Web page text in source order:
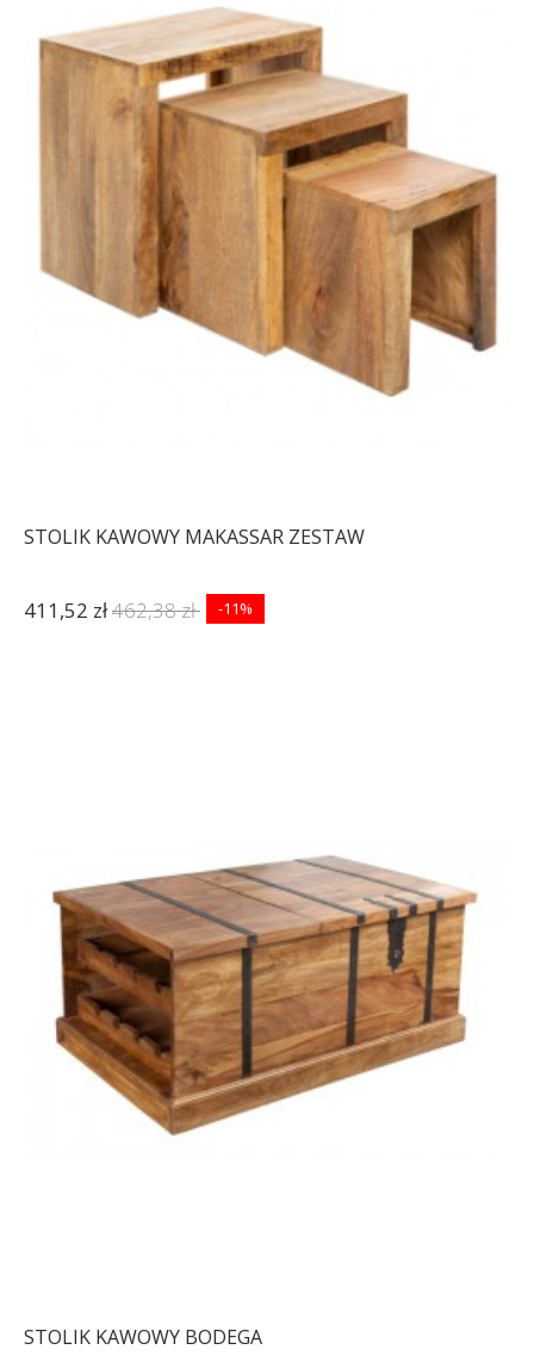
BIURKO ELEMENTS
1 007,83 zł
ZESTAW STOLIKÓW
ELEMENTS PALISANDER
1 040,91 zł1 169,56 zł
STOLIK KAWOWY MAKASSAR ZESTAW
411,52 zł462,38 zł -11%
STOLIK KAWOWY BODEGA